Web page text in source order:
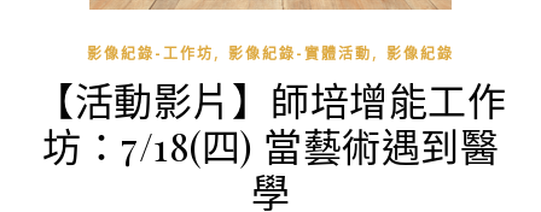
影像紀錄-工作坊, 影像紀錄-實體活動, 影像紀錄
【活動影片】師培增能工作
坊：7/18(四) 當藝術遇到醫
學